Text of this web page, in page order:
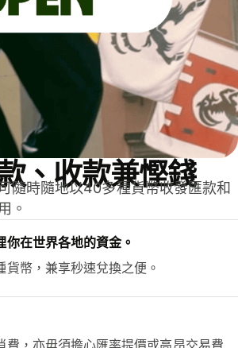
、收款兼慳錢
隨時隨地以40多種貨幣收發匯款和
。
你在世界各地的資金。
貨幣，兼享秒速兌換之便。